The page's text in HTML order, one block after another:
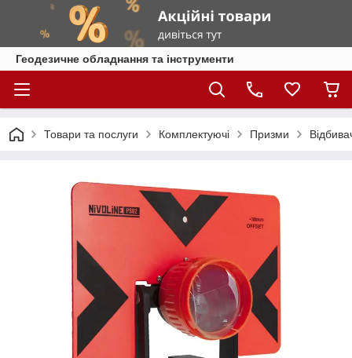
Геодезичне обладнання та інструменти
Товари та послуги Комплектуючі Призми